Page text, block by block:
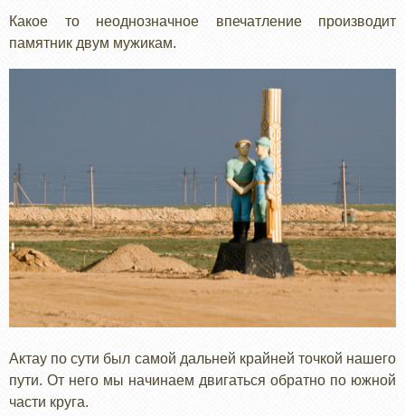
Какое то неоднозначное впечатление производит
памятник двум мужикам.
Актау по сути был самой дальней крайней точкой нашего
пути. От него мы начинаем двигаться обратно по южной
части круга.